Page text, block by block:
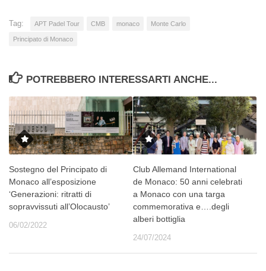
Tag: APT Padel Tour CMB monaco Monte Carlo
Principato di Monaco
POTREBBERO INTERESSARTI ANCHE...
Sostegno del Principato di
Monaco all’esposizione
‘Generazioni: ritratti di
sopravvissuti all’Olocausto’
06/02/2022
Club Allemand International
de Monaco: 50 anni celebrati
a Monaco con una targa
commemorativa e….degli
alberi bottiglia
24/07/2024